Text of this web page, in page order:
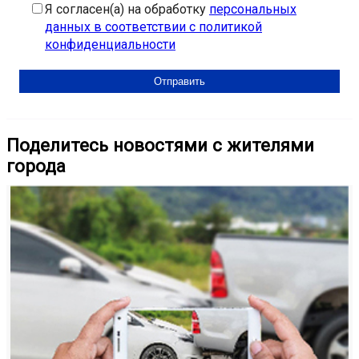
Я согласен(а) на обработку персональных
данных в соответствии с политикой
конфиденциальности
Поделитесь новостями с жителями
города